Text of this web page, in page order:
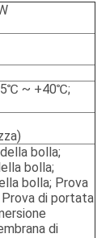
~ +40℃;
bolla;
bolla;
bolla; Prova
di portata
di